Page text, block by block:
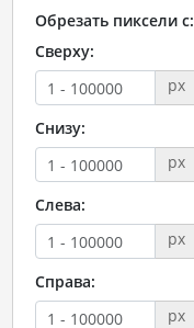
Обрезать пиксели с:
Сверху:
px
Снизу:
px
Слева:
px
Справа:
px